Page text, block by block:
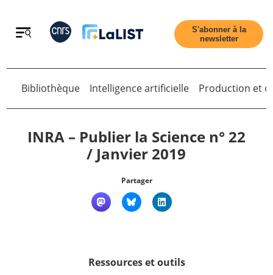
Retour
S'abonner à la
newsletter
Bibliothèque Intelligence artificielle Production et
INRA – Publier la Science n° 22
/ Janvier 2019
Partager
Ressources et outils